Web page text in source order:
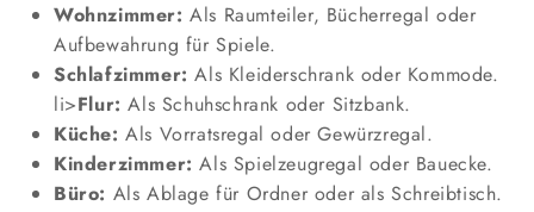
Wohnzimmer: Als Raumteiler, Bücherregal oder
Aufbewahrung für Spiele.
Schlafzimmer: Als Kleiderschrank oder Kommode.
li>Flur: Als Schuhschrank oder Sitzbank.
Küche: Als Vorratsregal oder Gewürzregal.
Kinderzimmer: Als Spielzeugregal oder Bauecke.
Büro: Als Ablage für Ordner oder als Schreibtisch.